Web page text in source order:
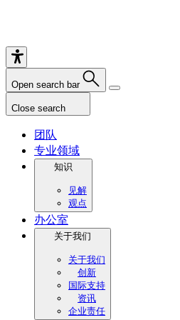
Open search bar
Close search
团队
专业领域
知识
见解
观点
办公室
关于我们
关于我们
创新
国际支持
资讯
企业责任